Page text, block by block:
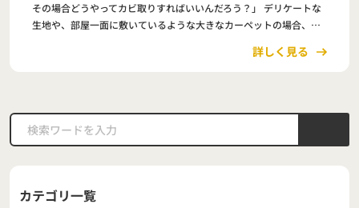
その場合どうやってカビ取りすればいいんだろう？」 デリケートな
生地や、部屋一面に敷いているような大きなカーペットの場合、カ
詳しく見る
カテゴリ一覧